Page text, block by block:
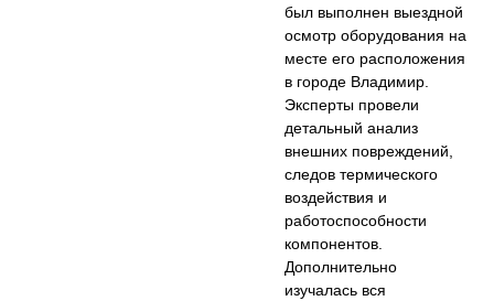
был выполнен выездной
осмотр оборудования на
месте его расположения
в городе Владимир.
Эксперты провели
детальный анализ
внешних повреждений,
следов термического
воздействия и
работоспособности
компонентов.
Дополнительно
изучалась вся